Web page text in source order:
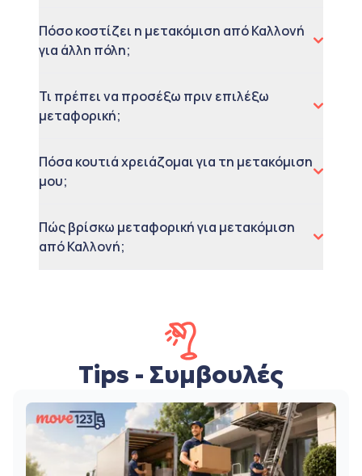
Πόσο κοστίζει η μετακόμιση από Καλλονή
για άλλη πόλη;
Τι πρέπει να προσέξω πριν επιλέξω
μεταφορική;
Πόσα κουτιά χρειάζομαι για τη μετακόμιση
μου;
Πώς βρίσκω μεταφορική για μετακόμιση
από Καλλονή;
Tips - Συμβουλές